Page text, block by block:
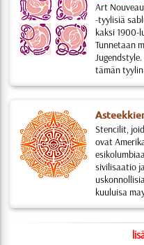
Art
-tyylisiä
kaksi 1900-
Tunnetaan
tämän
Stencilit,
ovat
sivilisaatio
kuuluisa